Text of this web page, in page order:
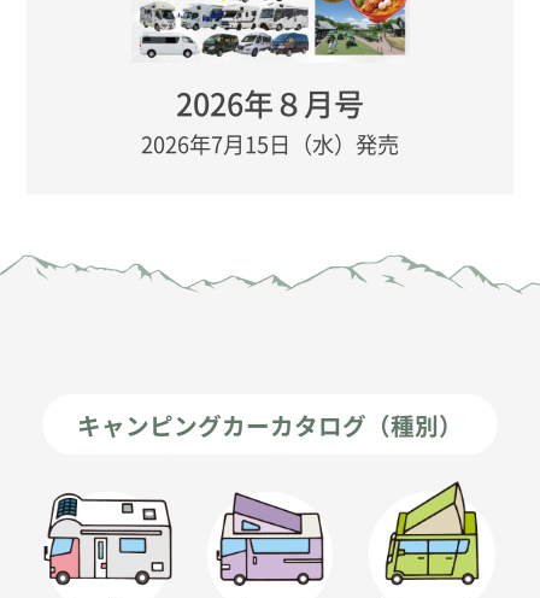
2026年８月号
2026年7月15日（水）発売
キャンピングカーカタログ（種別）